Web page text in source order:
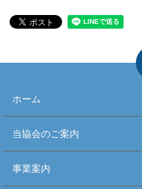
ホーム
当協会のご案内
事業案内